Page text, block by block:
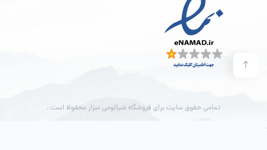
تمامی حقوق سایت برای فروشگاه شیائومی سزار محفوظ است .